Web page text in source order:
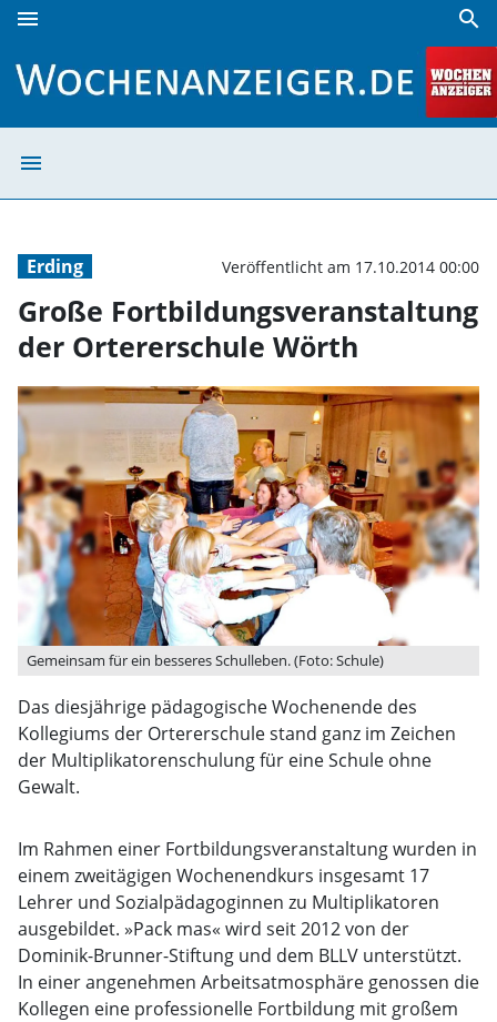
menu search
menu
Erding Veröffentlicht am 17.10.2014 00:00
Große Fortbildungsveranstaltung
der Ortererschule Wörth
Gemeinsam für ein besseres Schulleben. (Foto: Schule)
Das diesjährige pädagogische Wochenende des
Kollegiums der Ortererschule stand ganz im Zeichen
der Multiplikatorenschulung für eine Schule ohne
Gewalt.
Im Rahmen einer Fortbildungsveranstaltung wurden in
einem zweitägigen Wochenendkurs insgesamt 17
Lehrer und Sozialpädagoginnen zu Multiplikatoren
ausgebildet. »Pack mas« wird seit 2012 von der
Dominik-Brunner-Stiftung und dem BLLV unterstützt.
In einer angenehmen Arbeitsatmosphäre genossen die
Kollegen eine professionelle Fortbildung mit großem